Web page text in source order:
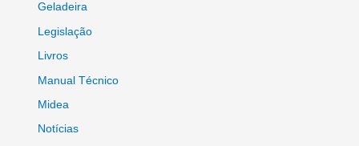
Geladeira
Legislação
Livros
Manual Técnico
Midea
Notícias